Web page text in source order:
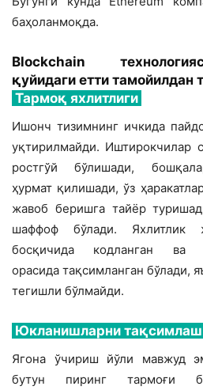
баҳоланмоқда.
Blockchain
қуйидаги етти тамойилдан
Тармоқ яхлитлиги
Ишонч тизимнинг ичкида
уқтирилмайди. Иштирокчилар
ростгўй бўлишади,
ҳурмат қилишади, ўз
жавоб беришга тайёр
шаффоф бўлади. Яхлитлик
босқичида кодланган ва
орасида тақсимланган бўлади,
тегишли бўлмайди.
Юкланишларни тақсимлаш
Ягона ўчириш йўли мавжуд
бутун пиринг тармоғи